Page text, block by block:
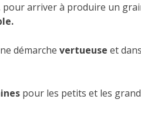
pour arriver à produire un
démarche vertueuse et
pour les petits et les